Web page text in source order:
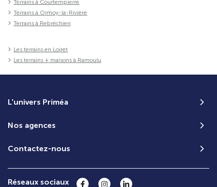
Terrains à Courtempierre
Terrains à Ormoy-la-Rivière
Terrains à Rebréchien
Les terrains en Loiret
Les terrains + maisons à Ramoulu
L'univers Priméa
Nos agences
Contactez-nous
Réseaux sociaux